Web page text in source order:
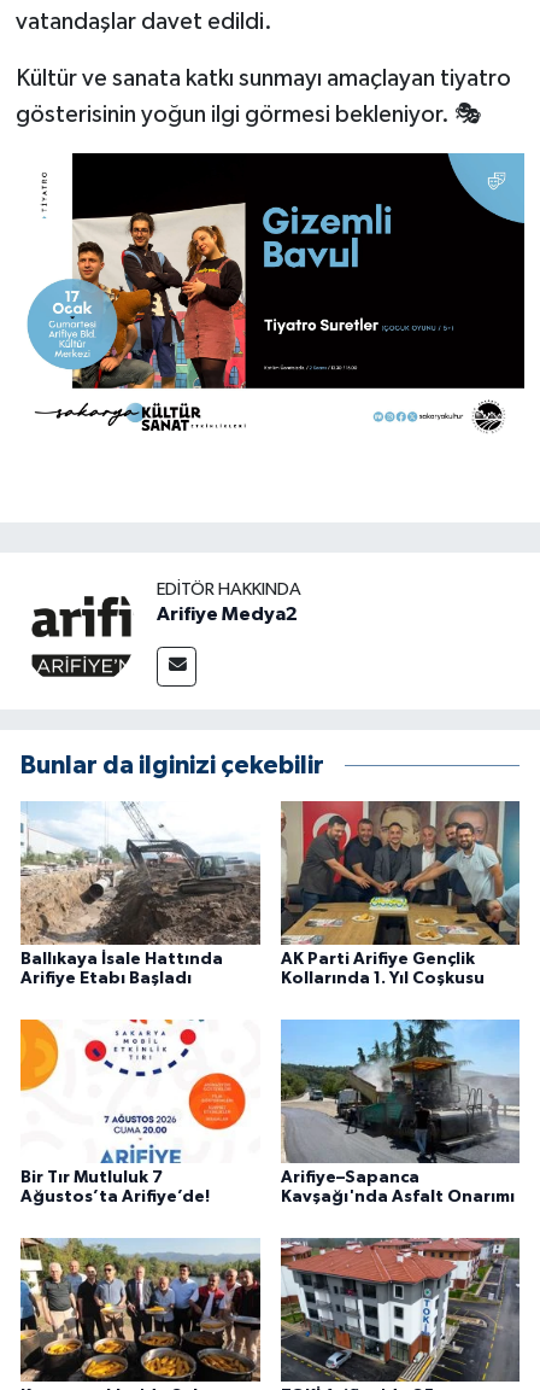
vatandaşlar davet edildi.
Kültür ve sanata katkı sunmayı amaçlayan tiyatro
gösterisinin yoğun ilgi görmesi bekleniyor. 🎭
EDITÖR HAKKINDA
Arifiye Medya2
Bunlar da ilginizi çekebilir
Ballıkaya İsale Hattında
Arifiye Etabı Başladı
AK Parti Arifiye Gençlik
Kollarında 1. Yıl Coşkusu
Bir Tır Mutluluk 7
Ağustos’ta Arifiye’de!
Arifiye–Sapanca
Kavşağı'nda Asfalt Onarımı